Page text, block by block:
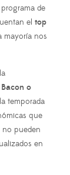
de
el top
mayoría nos
o
temporada
que
no pueden
en